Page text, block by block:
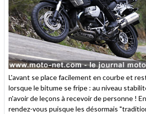
L'avant se place facilement en courbe et
lorsque le bitume se fripe : au niveau
n'avoir de leçons à recevoir de personne !
rendez-vous puisque les désormais